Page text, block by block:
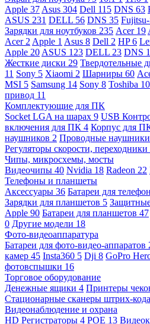
Apple 37 Asus 304 Dell 115 DNS 63
ASUS 231 DELL 56 DNS 35
Зарядки для ноутбуков 235 Acer 19
Acer 2 Apple 1 Asus 8 Dell 2 HP6
Apple 20 ASUS 123 DELL 23 DNS
Жесткие диски 29 Твердотельные
11 Sony 5 Xiaomi 2 Шарниры 60
MSI 5 Samsung 14 Sony 8 Toshiba 10
привод 11
Комплектующие для ПК
Socket LGA на шарах 9 USB
включения для ПК 4 Корпус для
наушников 2 Проводные наушники
Регуляторы скорости, переходники
Чипы, микросхемы, мосты
Видеочипы 40 Nvidia 18 Radeon 22
Телефоны и планшеты
Аксессуары 36 Батареи для
Зарядки для планшетов 5
Apple 90 Батареи для планшетов 47
0 Другие модели 18
Фото-видеоаппаратура
Батареи для фото-видео-аппаратов
камер 45 Insta360 5 Dji 8 GoPro
фотовспышки 16
Торговое оборудование
Денежные ящики 4 Принтеры
Стационарные сканеры штрих-кода
Видеонаблюдение и охрана
HD Регистраторы 4 POE 13